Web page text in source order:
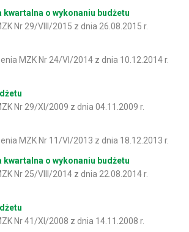
kwartalna o wykonaniu budżetu
Nr 29/VIII/2015 z dnia 26.08.2015 r.
MZK Nr 24/VI/2014 z dnia 10.12.2014 r.
Nr 29/XI/2009 z dnia 04.11.2009 r.
MZK Nr 11/VI/2013 z dnia 18.12.2013 r.
kwartalna o wykonaniu budżetu
Nr 25/VIII/2014 z dnia 22.08.2014 r.
Nr 41/XI/2008 z dnia 14.11.2008 r.